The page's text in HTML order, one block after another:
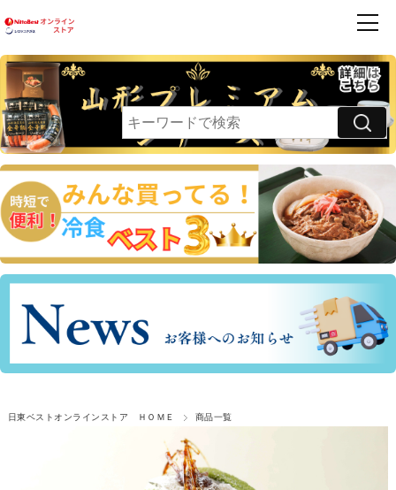
卵乳小麦 不使用 お買得品
日東ベストオンラインストア ＨＯＭＥ 商品一覧